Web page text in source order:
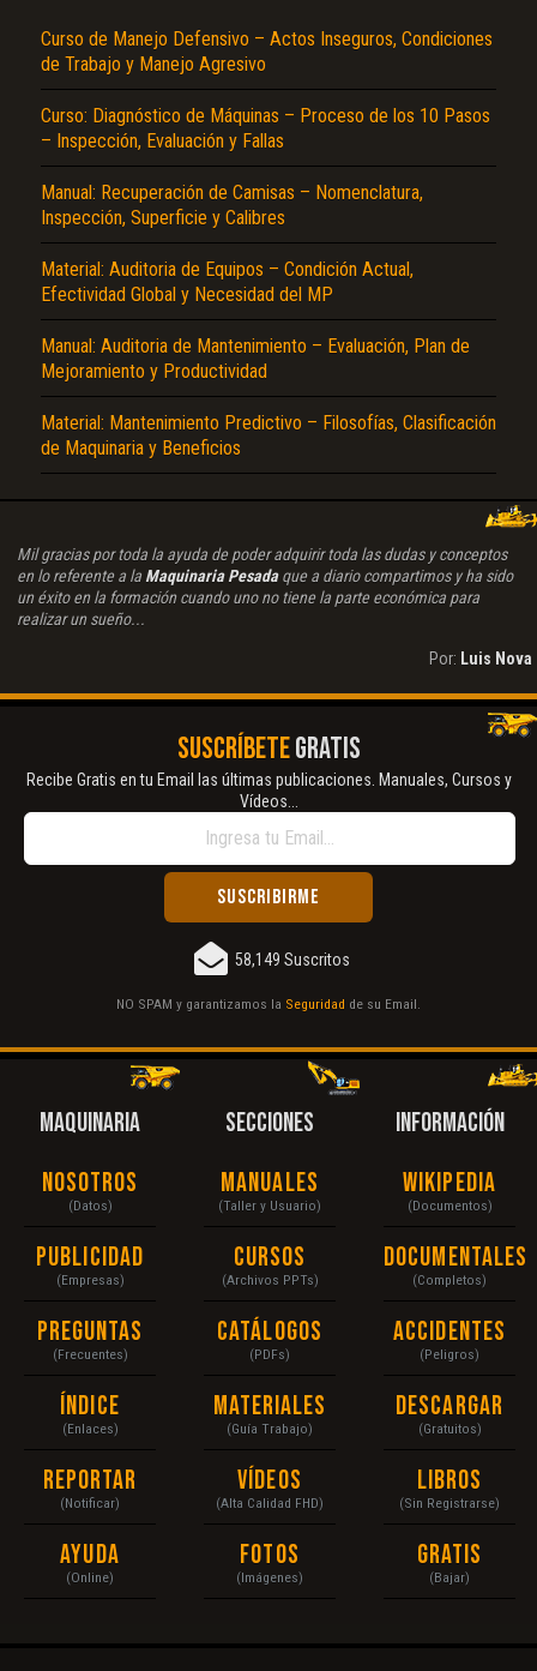
Curso de Manejo Defensivo – Actos Inseguros, Condiciones
de Trabajo y Manejo Agresivo
Curso: Diagnóstico de Máquinas – Proceso de los 10 Pasos
– Inspección, Evaluación y Fallas
Manual: Recuperación de Camisas – Nomenclatura,
Inspección, Superficie y Calibres
Material: Auditoria de Equipos – Condición Actual,
Efectividad Global y Necesidad del MP
Manual: Auditoria de Mantenimiento – Evaluación, Plan de
Mejoramiento y Productividad
Material: Mantenimiento Predictivo – Filosofías, Clasificación
de Maquinaria y Beneficios
Mil gracias por toda la ayuda de poder adquirir toda las dudas y conceptos
en lo referente a la Maquinaria Pesadaque a diario compartimos y ha sido
un éxito en la formación cuando uno no tiene la parte económica para
realizar un sueño...
Por: Luis Nova
SUSCRÍBETEGRATIS
Recibe Gratis en tu Email las últimas publicaciones. Manuales, Cursos y
Vídeos...
58,149 Suscritos
NO SPAM y garantizamos la Seguridad de su Email.
MAQUINARIA
Nosotros
(Datos)
Publicidad
(Empresas)
Preguntas
(Frecuentes)
Índice
(Enlaces)
Reportar
(Notificar)
Ayuda
(Online)
SECCIONES
Manuales
(Taller y Usuario)
Cursos
(Archivos PPTs)
Catálogos
(PDFs)
Materiales
(Guía Trabajo)
Vídeos
(Alta Calidad FHD)
Fotos
(Imágenes)
INFORMACIÓN
Wikipedia
(Documentos)
Documentales
(Completos)
Accidentes
(Peligros)
Descargar
(Gratuitos)
Libros
(Sin Registrarse)
Gratis
(Bajar)